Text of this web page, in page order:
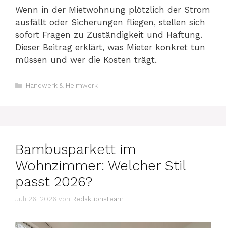
Wenn in der Mietwohnung plötzlich der Strom
ausfällt oder Sicherungen fliegen, stellen sich
sofort Fragen zu Zuständigkeit und Haftung.
Dieser Beitrag erklärt, was Mieter konkret tun
müssen und wer die Kosten trägt.
Kategorien
Handwerk & Heimwerk
Bambusparkett im
Wohnzimmer: Welcher Stil
passt 2026?
Juli 26, 2026 von Redaktionsteam